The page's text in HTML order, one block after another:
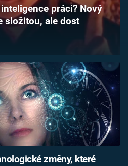
práci? Nový
složitou, ale dost
změny, které